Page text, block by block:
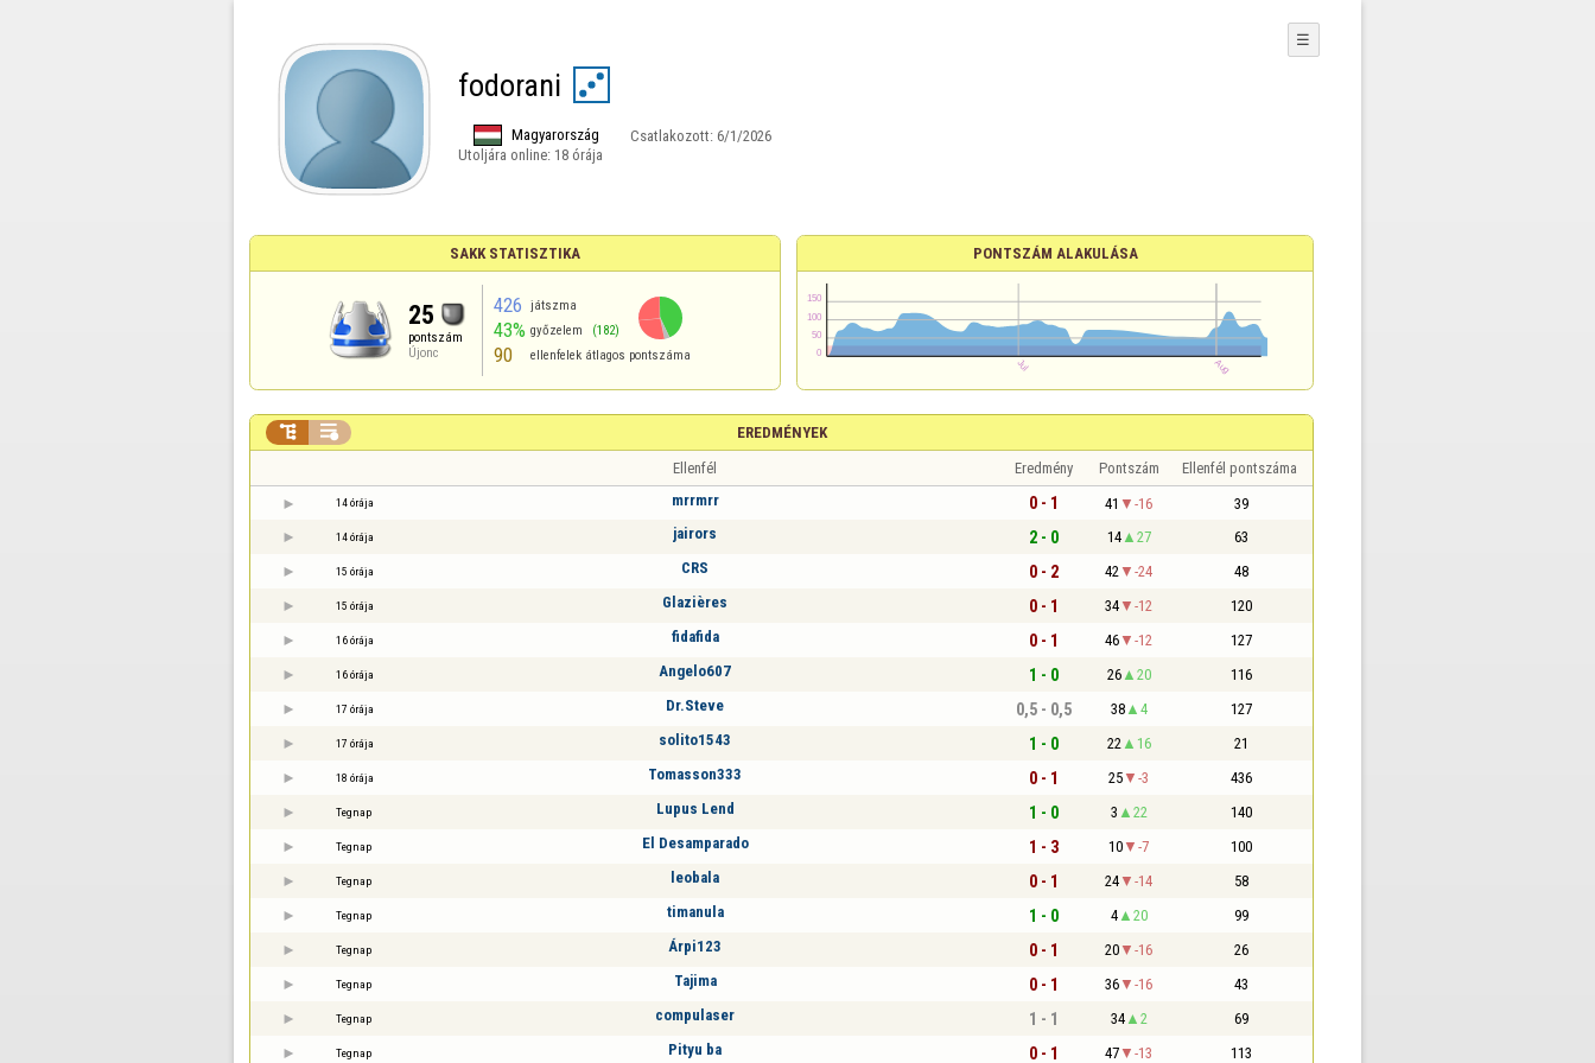
fodorani
Magyarország Csatlakozott: 6/1/2026
Utoljára online: 18 órája
☰
SAKK STATISZTIKA
25
pontszám
Újonc
426 játszma
43% győzelem (182)
90 ellenfelek átlagos pontszáma
PONTSZÁM ALAKULÁSA
EREDMÉNYEK
 
Ellenfél Eredmény Pontszám Ellenfél pontszáma
14 órája mrrmrr 0 - 1 41 -16 39
14 órája jairors 2 - 0 14 27 63
15 órája CRS 0 - 2 42 -24 48
15 órája Glazières 0 - 1 34 -12 120
16 órája fidafida 0 - 1 46 -12 127
16 órája Angelo607 1 - 0 26 20 116
17 órája Dr.Steve 0,5 - 0,5 38 4 127
17 órája solito1543 1 - 0 22 16 21
18 órája Tomasson333 0 - 1 25 -3 436
Tegnap Lupus Lend 1 - 0 3 22 140
Tegnap El Desamparado 1 - 3 10 -7 100
Tegnap leobala 0 - 1 24 -14 58
Tegnap timanula 1 - 0 4 20 99
Tegnap Árpi123 0 - 1 20 -16 26
Tegnap Tajima 0 - 1 36 -16 43
Tegnap compulaser 1 - 1 34 2 69
Tegnap Pityu ba 0 - 1 47 -13 113